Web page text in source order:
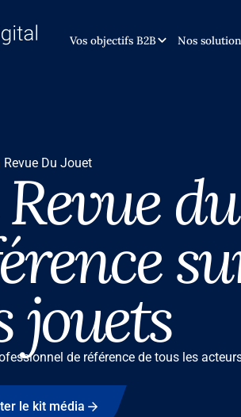
Vos objectifs B2B Nos
Revue Du Jouet
jouets
de référence de tous les
le kit média